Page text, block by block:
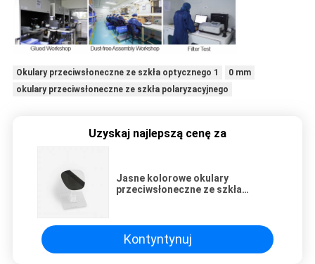
Okulary przeciwsłoneczne ze szkła optycznego 1
0 mm
okulary przeciwsłoneczne ze szkła polaryzacyjnego
Uzyskaj najlepszą cenę za
Jasne kolorowe okulary
przeciwsłoneczne ze szkła
Kontyntynuj